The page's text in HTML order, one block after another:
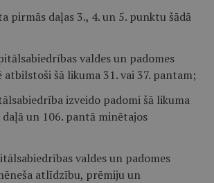
pirmās daļas 3., 4. un 5. punktu šādā
valdes un padomes
šā likuma 31. vai 37. pantam;
izveido padomi šā likuma
un 106. pantā minētajos
valdes un padomes
atlīdzību, prēmiju un